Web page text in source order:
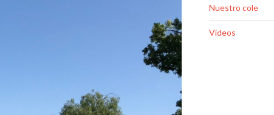
Nuestro cole
Vídeos